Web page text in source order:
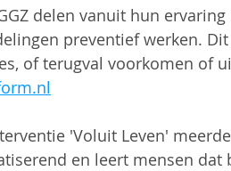
delen vanuit hun
preventief werken.
of terugval voorkomen of
'Voluit Leven'
en leert mensen dat